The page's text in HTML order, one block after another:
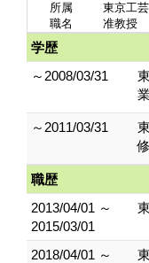
所属
東京工
職名
准教授
学歴
～2008/03/31
～2011/03/31
職歴
2013/04/01 ～
2015/03/01
2018/04/01 ～